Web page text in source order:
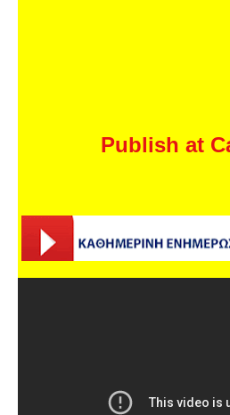
Publish at